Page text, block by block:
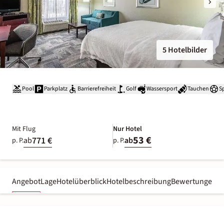
5 Hotelbilder
Pool Parkplatz Barrierefreiheit Golf Wassersport Tauchen
Mit Flug
p. P.ab771 €
Nur Hotel
p. P.ab53 €
AngebotLageHotelüberblickHotelbeschreibungBewertungen